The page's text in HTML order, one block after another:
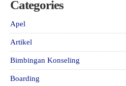
Categories
Apel
Artikel
Bimbingan Konseling
Boarding